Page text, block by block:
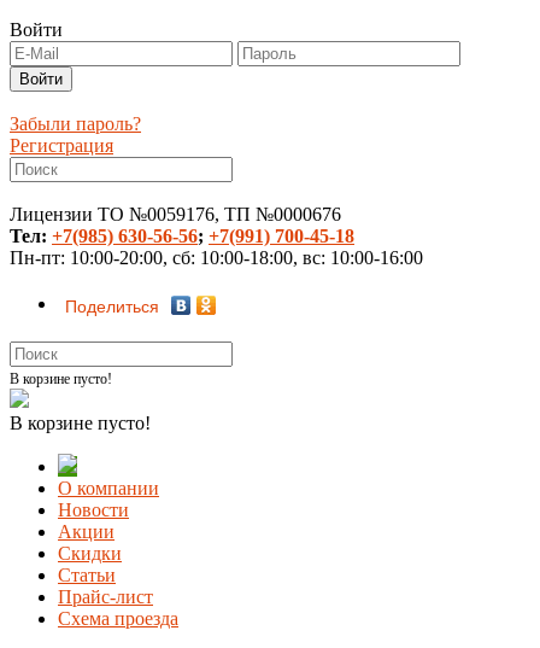
Войти
Забыли пароль?
Регистрация
Лицензии ТО №0059176, ТП №0000676
Тел: +7(985) 630-56-56; +7(991) 700-45-18
Пн-пт: 10:00-20:00, сб: 10:00-18:00, вс: 10:00-16:00
Поделиться
В корзине пусто!
В корзине пусто!
О компании
Новости
Акции
Скидки
Статьи
Прайс-лист
Схема проезда